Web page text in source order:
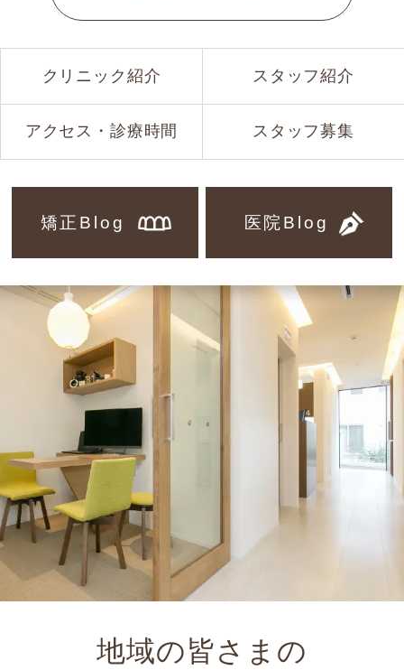
クリニック紹介 スタッフ紹介
アクセス・診療時間 スタッフ募集
矯正Blog 医院Blog
地域の皆さまの